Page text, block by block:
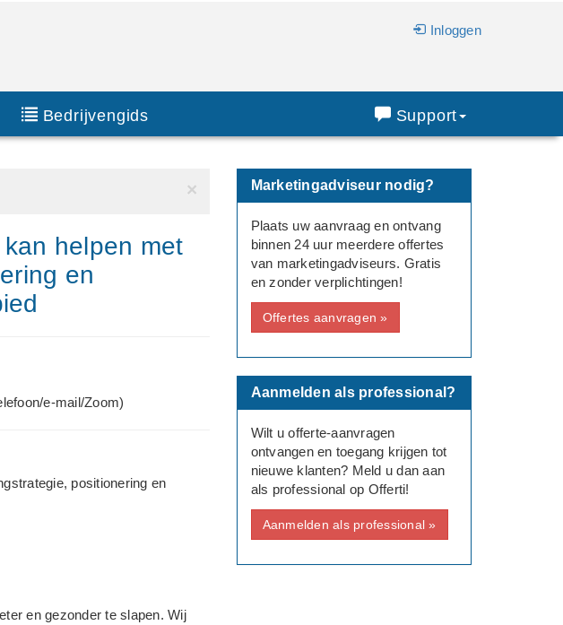
Inloggen
Bedrijvengids Support
×
helpen met
en
e-mail/Zoom)
positionering en
en gezonder te slapen. Wij
Marketingadviseur nodig?
Plaats uw aanvraag en ontvang
binnen 24 uur meerdere offertes
van marketingadviseurs. Gratis
en zonder verplichtingen!
Offertes aanvragen »
Aanmelden als professional?
Wilt u offerte-aanvragen
ontvangen en toegang krijgen tot
nieuwe klanten? Meld u dan aan
als professional op Offerti!
Aanmelden als professional »